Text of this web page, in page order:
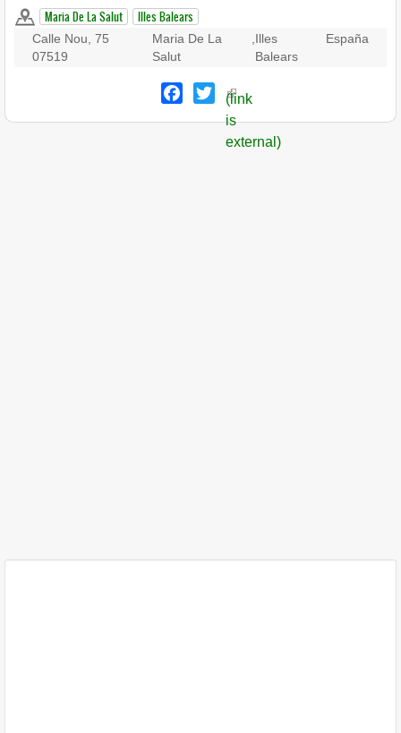
Maria De La Salut Illes Balears
Calle Nou, 75
07519
Maria De La
Salut
Illes
Balears
España
Facebook
Twitter
(link
is
external)